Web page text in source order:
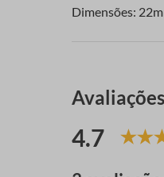
Dimensões:
Avaliações
4.7